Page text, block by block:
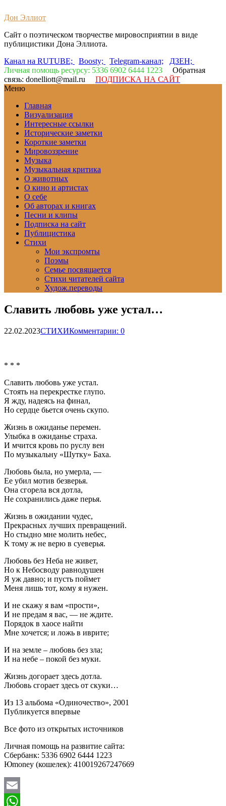
Дон Эллиот
Сайт о поэтическом творчестве мировосприятии в виде
публицистики Дона Эллиота.
Канал на RUTUBE;
Boosty; Telegram-канал;
ДЗЕН;
Личная помощь ресурсу: 5336 6902 6444 1223
Обратная
связь: donelliott@mail.ru ПОДПИСКА НА САЙТ
Меню
Главная
Визуализация
Интересные ссылки
Исторические заметки
Короткие заметки
Мировоззрение
Музыка
Музыкальная критика
О животных
О кино и артистах
О себе
Об авторах и книгах
Песни и клипы
Подписка на сайт
Публицистика
Стихи
Мои экспромты
Поэмы
Семье посвящается
Стихи читателей сайта
Худож.переводы
Славить любовь уже устал…
22.02.2023СТИХИКомментарии: 0
* * *
Славить любовь уже устал.
Стоять на перекрестке глупо.
Я жду, надеясь на финал,
Но сердце бьется очень скупо.
Жизнь в ожиданье перемен.
Улыбка в ожиданье страха.
И мчится кровь по руслу вен
По музыкальну «Шутку» Баха.
Любовь была, но умерла, —
Ее убил мотив безверья.
Она сгорела вся дотла,
Не сохранились даже перья.
Жизнь в ожидании чудес,
Прекрасных лучших превращений.
Но стыдно мне молить небес,
К тому ж не верю в суеверья.
Любовь без Неба не живет,
Но к Небосводу равнодушен
Я уж давно; и пусть поймет
Меня лишь тот, кому я нужен.
И не скажу я вам «прости»,
И не предам я вас, — не ждите.
Порядок в хаосе найти
Мне хочется; и ложь в иврите;
И на земле – любовь без зла;
И на небе – покой без муки.
Жизнь догорает здесь дотла.
Любовь сгорает здесь от скуки…
Из 13 альбома «Одиночество», 2001
Публикуется впервые
Все фото из открытых источников
Личная помощь на развитие сайта:
Сбербанк: 5336 6902 6444 1223
Юmoney (кошелек): 410019267247669
Email